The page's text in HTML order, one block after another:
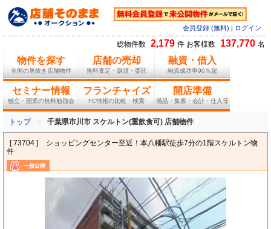
会員登録 (無料) ログイン
総物件数 2,179 件 お客様数 137,770 名
物件を探す
全国の居抜き店舗物件
店舗の売却
無料査定・譲渡・委託
融資・借入
融資成功率90％超
セミナー情報
独立・開業の無料勉強会
フランチャイズ
FC情報の比較・検索
開店準備
備品・集客・会計・仕入等
トップ 千葉県市川市 スケルトン(重飲食可) 店舗物件
[ 73704 ]
ショッピングセンター至近！本八幡駅徒歩7分の1階スケルトン物
件